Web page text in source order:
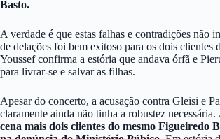
Basto.
A verdade é que estas falhas e contradições não
de delações foi bem exitoso para os dois clientes
Youssef confirma a estória que andava órfã e
para livrar-se e salvar as filhas.
Apesar do concerto, a acusação contra Gleisi e
claramente ainda não tinha a robustez necessária.
cena mais dois clientes do mesmo Figueiredo